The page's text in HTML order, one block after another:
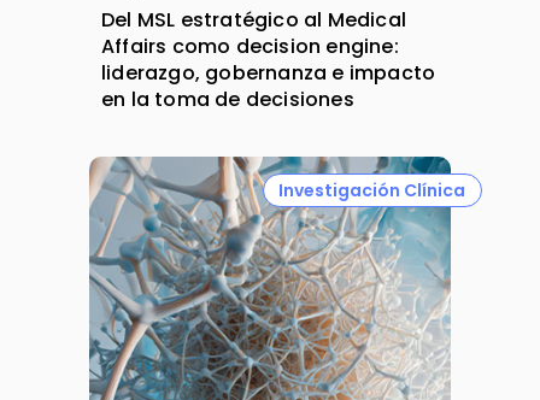
Del MSL estratégico al Medical
Affairs como decision engine:
liderazgo, gobernanza e impacto
en la toma de decisiones
Investigación Clínica